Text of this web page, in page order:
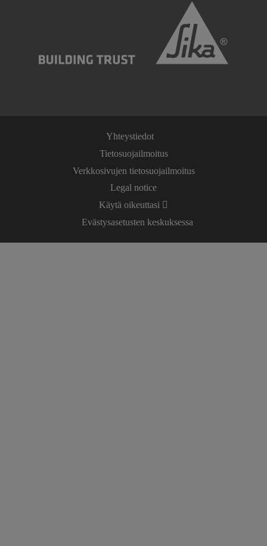
Yhteystiedot
Tietosuojailmoitus
Verkkosivujen tietosuojailmoitus
Legal notice
Käytä oikeuttasi
Evästysasetusten keskuksessa